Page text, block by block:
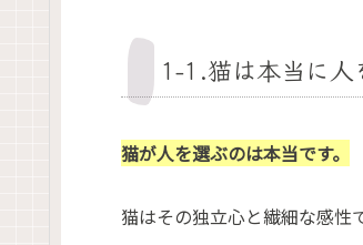
1-1.猫は本当に人
猫が人を選ぶのは本当です。
猫はその独立心と繊細な感性